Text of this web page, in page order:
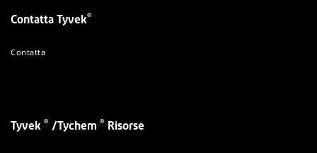
Contatta Tyvek®
Contatta
Tyvek ® /Tychem ® Risorse